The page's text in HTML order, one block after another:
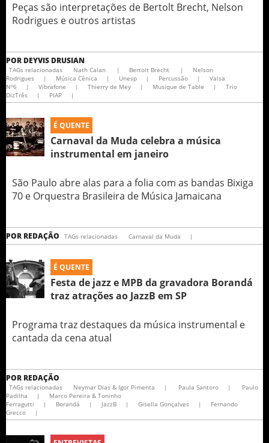
Peças são interpretações de Bertolt Brecht, Nelson
Rodrigues e outros artistas
POR DEYVIS DRUSIAN
TAGs relacionadas Nath Calan | Bertolt Brecht |
Nelson
Rodrigues
| Música Cênica | Unesp | Percussão |
Valsa
Nº6
| Vibrafone | Thierry de Mey | Musique de Table |
Trio
DizTrês
| PIAP |
É QUENTE
Carnaval da Muda celebra a música
instrumental em janeiro
São Paulo abre alas para a folia com as bandas Bixiga
70 e Orquestra Brasileira de Música Jamaicana
POR REDAÇÃO TAGs relacionadas Carnaval da Muda |
É QUENTE
Festa de jazz e MPB da gravadora Borandá
traz atrações ao JazzB em SP
Programa traz destaques da música instrumental e
cantada da cena atual
POR REDAÇÃO
TAGs relacionadas Neymar Dias & Igor Pimenta | Paula Santoro |
Paulo
Padilha
|
Marco Pereira & Toninho
Ferragutti
| Borandá | JazzB | Gisella Gonçalves |
Fernando
Grecco
|